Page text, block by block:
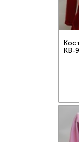
KB-